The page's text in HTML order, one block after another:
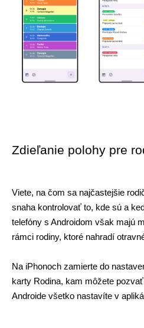
Zdieľanie polohy pre
Viete, na čom sa najčastejšie
snaha kontrolovať to, kde sú a
telefóny s Androidom však majú
rámci rodiny, ktoré nahradí
Na iPhonoch zamierte do
karty Rodina, kam môžete
Androide všetko nastavíte v